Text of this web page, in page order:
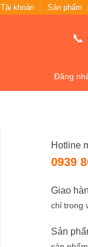
Tài khoản Sản phẩm
📞
Đăng
Hotline
0939
Giao
chỉ trong
Sản